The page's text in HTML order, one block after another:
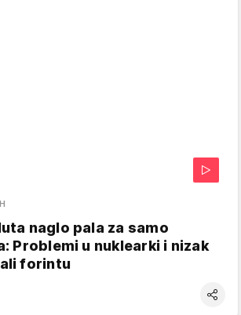
naglo pala za samo
Problemi u nuklearki i nizak
forintu